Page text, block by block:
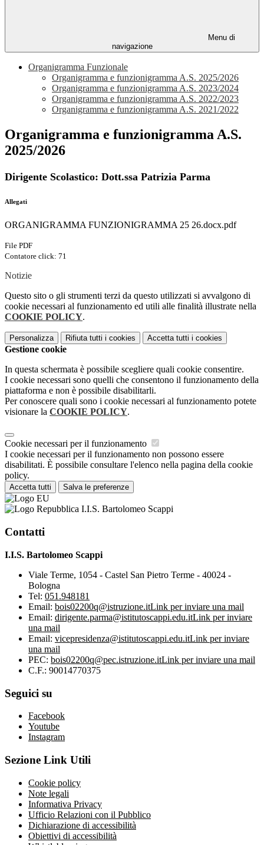
Menu di
navigazione
Organigramma Funzionale
Organigramma e funzionigramma A.S. 2025/2026
Organigramma e funzionigramma A.S. 2023/2024
Organigramma e funzionigramma A.S. 2022/2023
Organigramma e funzionigramma A.S. 2021/2022
Organigramma e funzionigramma A.S.
2025/2026
Dirigente Scolastico: Dott.ssa Patrizia Parma
Allegati
ORGANIGRAMMA FUNZIONIGRAMMA 25 26.docx.pdf
File PDF
Contatore click: 71
Notizie
Questo sito o gli strumenti terzi da questo utilizzati si avvalgono di
cookie necessari al funzionamento ed utili alle finalità illustrate nella
COOKIE POLICY.
Personalizza Rifiuta tutti i cookies Accetta tutti i cookies
Gestione cookie
In questa schermata è possibile scegliere quali cookie consentire.
I cookie necessari sono quelli che consentono il funzionamento della
piattaforma e non è possibile disabilitarli.
Per conoscere quali sono i cookie necessari al funzionamento potete
visionare la COOKIE POLICY.
Cookie necessari per il funzionamento
I cookie necessari per il funzionamento non possono essere
disabilitati. È possibile consultare l'elenco nella pagina della cookie
policy.
Accetta tutti Salva le preferenze
I.I.S. Bartolomeo Scappi
Contatti
I.I.S. Bartolomeo Scappi
Viale Terme, 1054 - Castel San Pietro Terme - 40024 -
Bologna
Tel: 051.948181
Email: bois02200q@istruzione.itLink per inviare una mail
Email: dirigente.parma@istitutoscappi.edu.itLink per inviare
una mail
Email: vicepresidenza@istitutoscappi.edu.itLink per inviare
una mail
PEC: bois02200q@pec.istruzione.itLink per inviare una mail
C.F.: 90014770375
Seguici su
Facebook
Youtube
Instagram
Sezione Link Utili
Cookie policy
Note legali
Informativa Privacy
Ufficio Relazioni con il Pubblico
Dichiarazione di accessibilità
Obiettivi di accessibilità